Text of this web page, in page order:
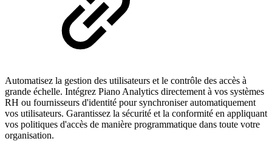
Automatisez la gestion des utilisateurs et le contrôle des accès à
grande échelle. Intégrez Piano Analytics directement à vos systèmes
RH ou fournisseurs d'identité pour synchroniser automatiquement
vos utilisateurs. Garantissez la sécurité et la conformité en appliquant
vos politiques d'accès de manière programmatique dans toute votre
organisation.